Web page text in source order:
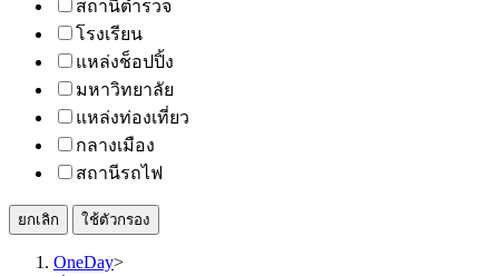
สถานีตำรวจ
โรงเรียน
แหล่งช็อปปิ้ง
มหาวิทยาลัย
แหล่งท่องเที่ยว
กลางเมือง
สถานีรถไฟ
ยกเลิก ใช้ตัวกรอง
OneDay>